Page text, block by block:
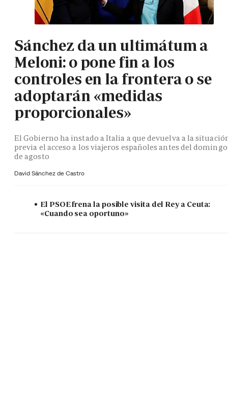
Sánchez da un ultimátum a
Meloni: o pone fin a los
controles en la frontera o se
adoptarán «medidas
proporcionales»
El Gobierno ha instado a Italia a que devuelva a la
previa el acceso a los viajeros españoles antes del domingo
de agosto
David Sánchez de Castro
El PSOE frena la posible visita del Rey a Ceuta:
«Cuando sea oportuno»